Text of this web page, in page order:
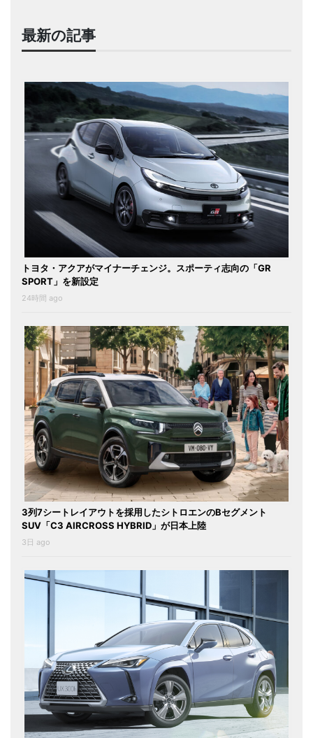
最新の記事
トヨタ・アクアがマイナーチェンジ。スポーティ志向の「GR
SPORT」を新設定
24時間 ago
3列7シートレイアウトを採用したシトロエンのBセグメント
SUV「C3 AIRCROSS HYBRID」が日本上陸
3日 ago